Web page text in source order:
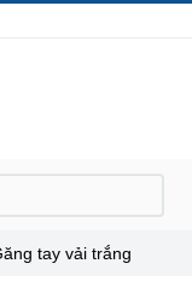
tay vải trắng